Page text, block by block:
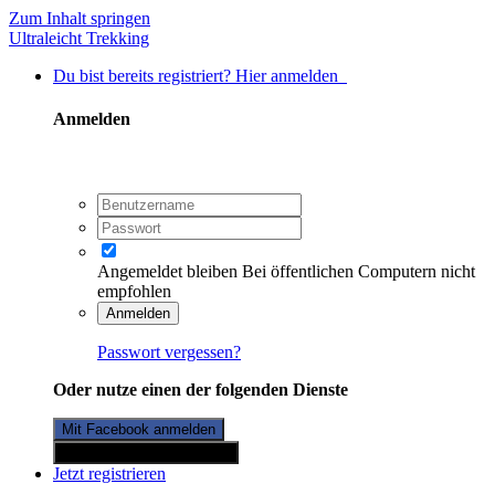
Zum Inhalt springen
Ultraleicht Trekking
Du bist bereits registriert? Hier anmelden
Anmelden
Angemeldet bleiben Bei öffentlichen Computern nicht
empfohlen
Anmelden
Passwort vergessen?
Oder nutze einen der folgenden Dienste
Mit Facebook anmelden
Jetzt registrieren